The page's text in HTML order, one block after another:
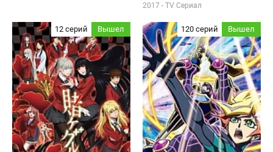
2017 - TV Сериал
12 серий Вышел 120 серий Вышел